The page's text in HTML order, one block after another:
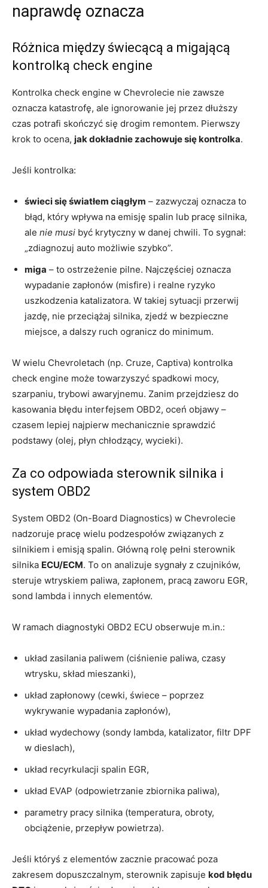
naprawdę oznacza
Różnica między świecącą a migającą
kontrolką check engine
Kontrolka check engine w Chevrolecie nie zawsze
oznacza katastrofę, ale ignorowanie jej przez dłuższy
czas potrafi skończyć się drogim remontem. Pierwszy
krok to ocena, jak dokładnie zachowuje się kontrolka.
Jeśli kontrolka:
świeci się światłem ciągłym – zazwyczaj oznacza to
błąd, który wpływa na emisję spalin lub pracę silnika,
ale nie musi być krytyczny w danej chwili. To sygnał:
„zdiagnozuj auto możliwie szybko”.
miga – to ostrzeżenie pilne. Najczęściej oznacza
wypadanie zapłonów (misfire) i realne ryzyko
uszkodzenia katalizatora. W takiej sytuacji przerwij
jazdę, nie przeciążaj silnika, zjedź w bezpieczne
miejsce, a dalszy ruch ogranicz do minimum.
W wielu Chevroletach (np. Cruze, Captiva) kontrolka
check engine może towarzyszyć spadkowi mocy,
szarpaniu, trybowi awaryjnemu. Zanim przejdziesz do
kasowania błędu interfejsem OBD2, oceń objawy –
czasem lepiej najpierw mechanicznie sprawdzić
podstawy (olej, płyn chłodzący, wycieki).
Za co odpowiada sterownik silnika i
system OBD2
System OBD2 (On-Board Diagnostics) w Chevrolecie
nadzoruje pracę wielu podzespołów związanych z
silnikiem i emisją spalin. Główną rolę pełni sterownik
silnika ECU/ECM. To on analizuje sygnały z czujników,
steruje wtryskiem paliwa, zapłonem, pracą zaworu EGR,
sond lambda i innych elementów.
W ramach diagnostyki OBD2 ECU obserwuje m.in.:
układ zasilania paliwem (ciśnienie paliwa, czasy
wtrysku, skład mieszanki),
układ zapłonowy (cewki, świece – poprzez
wykrywanie wypadania zapłonów),
układ wydechowy (sondy lambda, katalizator, filtr DPF
w dieslach),
układ recyrkulacji spalin EGR,
układ EVAP (odpowietrzanie zbiornika paliwa),
parametry pracy silnika (temperatura, obroty,
obciążenie, przepływ powietrza).
Jeśli któryś z elementów zacznie pracować poza
zakresem dopuszczalnym, sterownik zapisuje kod błędu